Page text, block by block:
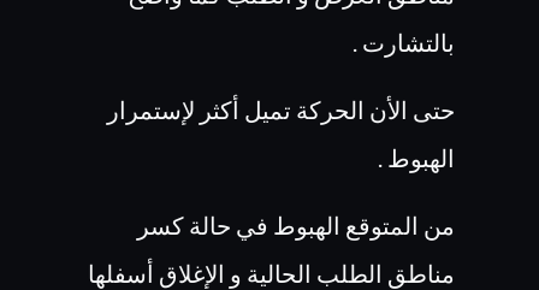
بالتشارت .
حتى الأن الحركة تميل أكثر لإستمرار
الهبوط .
من المتوقع الهبوط في حالة كسر
مناطق الطلب الحالية و الإغلاق أسفلها